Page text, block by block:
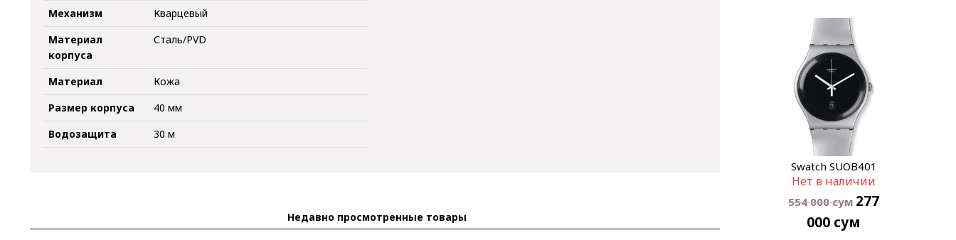
Механизм
Кварцевый
Материал
корпуса
Сталь/PVD
Материал
Кожа
Размер корпуса
40 мм
Водозащита
30 м
Недавно просмотренные товары
Swatch SUOB401
Нет в наличии
554 000сум 277
000 сум